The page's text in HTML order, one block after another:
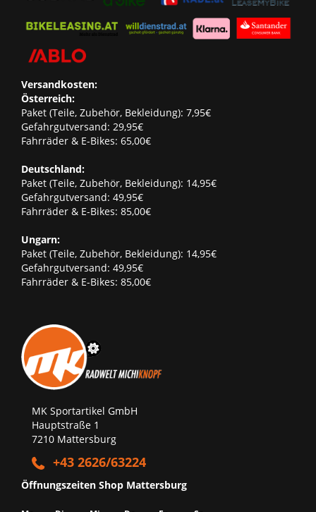
Versandkosten:
Österreich:
Paket (Teile, Zubehör, Bekleidung): 7,95€
Gefahrgutversand: 29,95€
Fahrräder & E-Bikes: 65,00€
Deutschland:
Paket (Teile, Zubehör, Bekleidung): 14,95€
Gefahrgutversand: 49,95€
Fahrräder & E-Bikes: 85,00€
Ungarn:
Paket (Teile, Zubehör, Bekleidung): 14,95€
Gefahrgutversand: 49,95€
Fahrräder & E-Bikes: 85,00€
MK Sportartikel GmbH
Hauptstraße 1
7210 Mattersburg
+43 2626/63224
Öffnungszeiten Shop Mattersburg